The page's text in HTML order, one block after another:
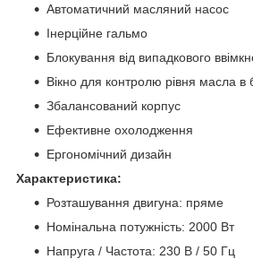
Автоматичний масляний насос
Інерційне гальмо
Блокування від випадкового
Вікно для контролю рівня масла в
Збалансований корпус
Ефективне охолодження
Ергономічний дизайн
Характеристика:
Розташування двигуна: пряме
Номінальна потужність: 2000 Вт
Напруга / Частота: 230 В / 50 Гц